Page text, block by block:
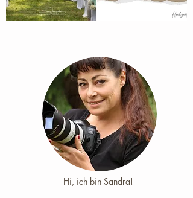
Hi, ich bin Sandra! ​